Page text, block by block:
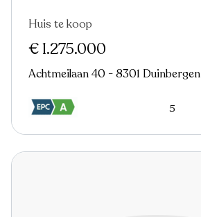
Nieuw
Huis te koop
€ 1.275.000
Achtmeilaan 40 - 8301 Duinbergen
5